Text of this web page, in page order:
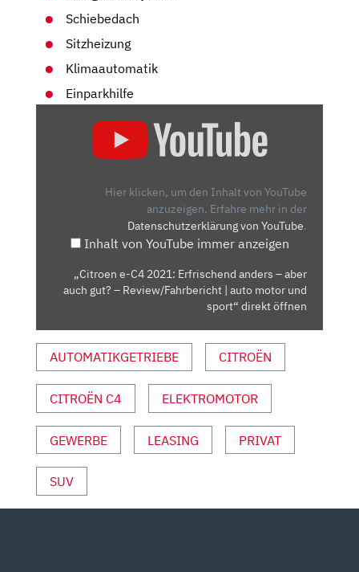
Schiebedach
Sitzheizung
Klimaautomatik
Einparkhilfe
ERFRISCHEND
GUT?
|
AUTO
MOTOR
UND
VON
YOUTUBE
ANZEIGEN
Hier klicken, um den Inhalt von YouTube
anzuzeigen. Erfahre mehr in der
Datenschutzerklärung von YouTube.
Inhalt von YouTube immer anzeigen
„Citroen e-C4 2021: Erfrischend anders – aber
auch gut? – Review/Fahrbericht | auto motor und
sport“ direkt öffnen
AUTOMATIKGETRIEBE CITROËN
CITROËN C4 ELEKTROMOTOR
GEWERBE LEASING PRIVAT
SUV